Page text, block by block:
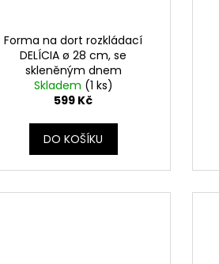
Forma na dort rozkládací
DELÍCIA ø 28 cm, se
skleněným dnem
Skladem (1 ks)
599 Kč
DO KOŠÍKU